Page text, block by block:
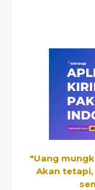
"Uang
Akan